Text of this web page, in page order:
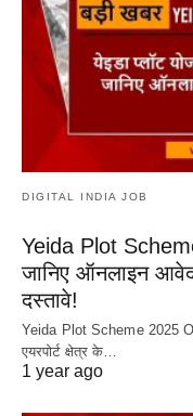
DIGITAL INDIA JOB
Yeida Plot
जानिए ऑनलाइन
दस्तावे!
Yeida Plot Scheme 2025
एयरपोर्ट क्षेत्र के…
1 year ago